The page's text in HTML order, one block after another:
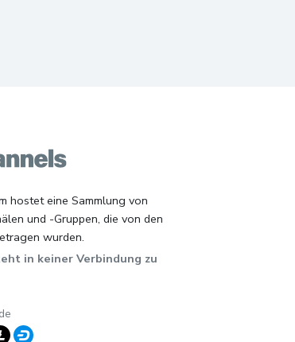
hostet eine Sammlung von
und -Gruppen, die von den
wurden.
in keiner Verbindung zu